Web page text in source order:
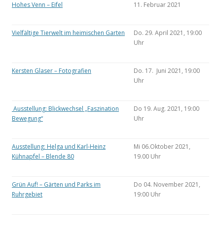
Hohes Venn – Eifel 11. Februar 2021
Vielfältige Tierwelt im heimischen Garten
Do. 29. April 2021, 19:00
Uhr
Kersten Glaser – Fotografien
Do. 17. Juni 2021, 19:00
Uhr
Ausstellung: Blickwechsel „Faszination
Bewegung“
Do 19. Aug. 2021, 19:00
Uhr
Ausstellung: Helga und Karl-Heinz
Kühnapfel – Blende 80
Mi 06.Oktober 2021,
19.00 Uhr
Grün Auf! – Gärten und Parks im
Ruhrgebiet
Do 04. November 2021,
19:00 Uhr